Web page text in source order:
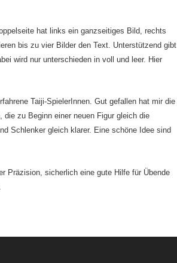
hat links ein ganzseitiges Bild, rechts
bis zu vier Bilder den Text. Unterstützend gibt
wird nur unterschieden in voll und leer. Hier
Taiji-SpielerInnen. Gut gefallen hat mir die
zu Beginn einer neuen Figur gleich die
Schlenker gleich klarer. Eine schöne Idee sind
Präzision, sicherlich eine gute Hilfe für Übende